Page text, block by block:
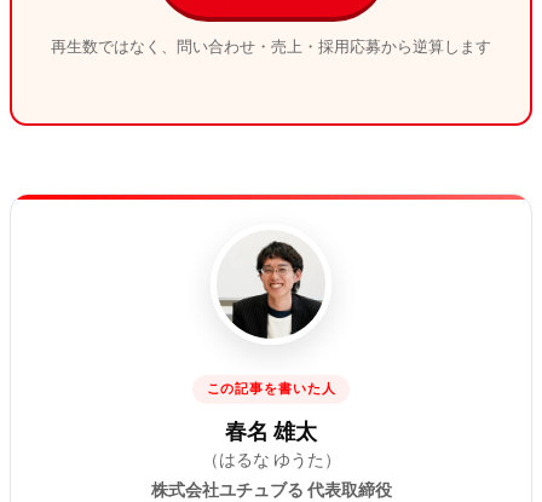
再生数ではなく、問い合わせ・売上・採用応募から逆算します
この記事を書いた人
春名 雄太
（はるな ゆうた）
株式会社ユチュブる 代表取締役